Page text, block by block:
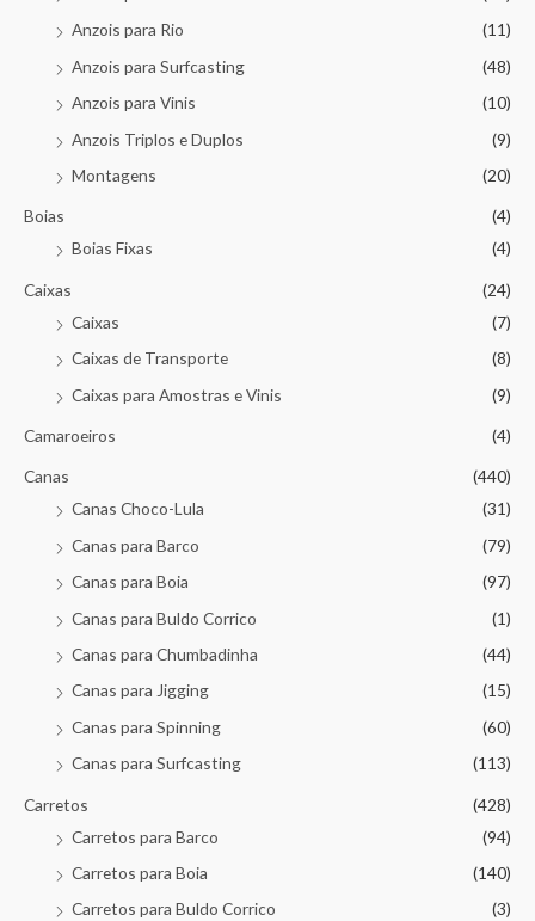
Anzois para Rio
(11)
Anzois para Surfcasting
(48)
Anzois para Vinis
(10)
Anzois Triplos e Duplos
(9)
Montagens
(20)
Boias
(4)
Boias Fixas
(4)
Caixas
(24)
Caixas
(7)
Caixas de Transporte
(8)
Caixas para Amostras e Vinis
(9)
Camaroeiros (4)
Canas
(440)
Canas Choco-Lula
(31)
Canas para Barco
(79)
Canas para Boia
(97)
Canas para Buldo Corrico
(1)
Canas para Chumbadinha
(44)
Canas para Jigging
(15)
Canas para Spinning
(60)
Canas para Surfcasting
(113)
Carretos
(428)
Carretos para Barco
(94)
Carretos para Boia
(140)
Carretos para Buldo Corrico
(3)